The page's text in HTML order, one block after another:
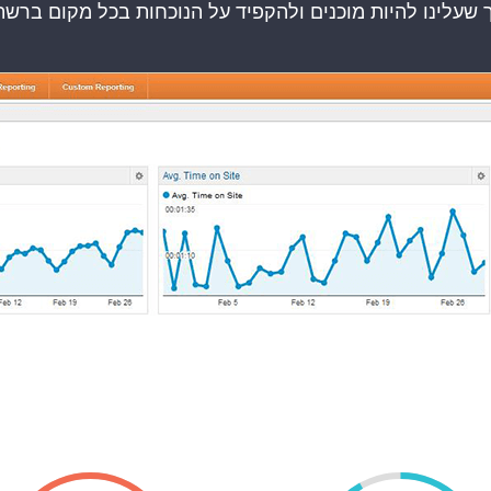
שעלינו להיות מוכנים ולהקפיד על הנוכחות בכל מקום